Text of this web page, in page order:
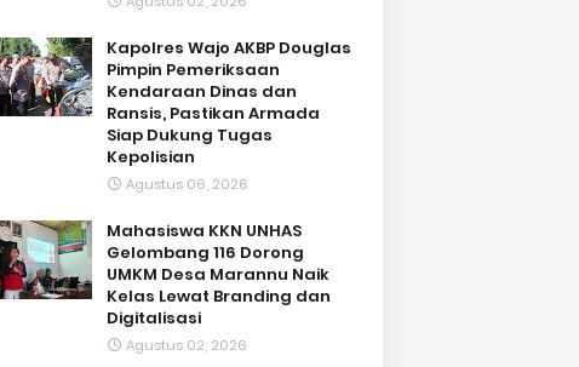
Kapolres Wajo AKBP Douglas
Pimpin Pemeriksaan
Kendaraan Dinas dan
Ransis, Pastikan Armada
Siap Dukung Tugas
Kepolisian
Agustus 06, 2026
Mahasiswa KKN UNHAS
Gelombang 116 Dorong
UMKM Desa Marannu Naik
Kelas Lewat Branding dan
Digitalisasi
Agustus 02, 2026